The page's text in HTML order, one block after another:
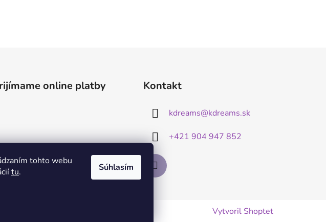
tohto webu
tu. Súhlasím
online platby Kontakt
kdreams@kdreams.sk
+421 904 947 852
Vytvoril Shoptet